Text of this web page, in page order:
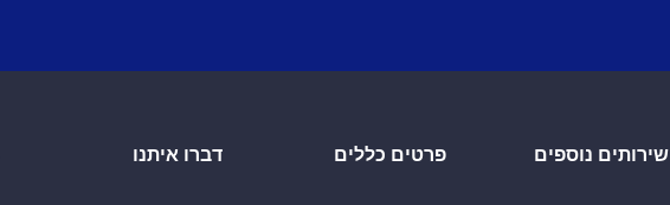
שירותים נוספים פרטים כללים דברו איתנו